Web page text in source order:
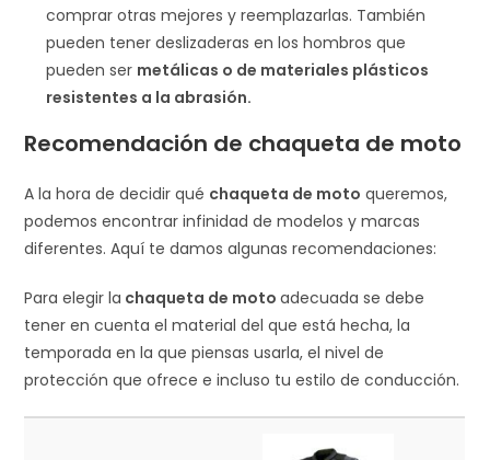
comprar otras mejores y reemplazarlas. También
pueden tener deslizaderas en los hombros que
pueden ser metálicas o de materiales plásticos
resistentes a la abrasión.
Recomendación de chaqueta de moto
A la hora de decidir qué chaqueta de moto queremos,
podemos encontrar infinidad de modelos y marcas
diferentes. Aquí te damos algunas recomendaciones:
Para elegir la chaqueta de motoadecuada se debe
tener en cuenta el material del que está hecha, la
temporada en la que piensas usarla, el nivel de
protección que ofrece e incluso tu estilo de conducción.